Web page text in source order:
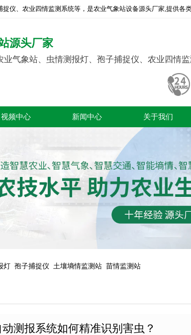
仪、农业四情监测系统等，是农业气象站设备源头厂家,提供各
源头厂家
业气象站、虫情测报灯、孢子捕捉仪、农业四情
视频中心 新闻中心 关于我们
灯 孢子捕捉仪 土壤墒情监测站 苗情监测站
测报系统如何精准识别害虫？